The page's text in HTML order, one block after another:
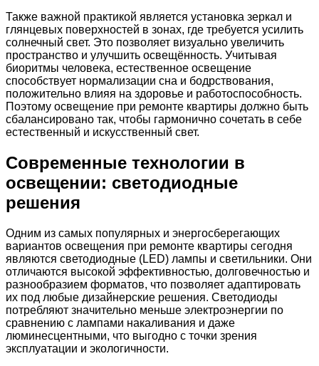
Также важной практикой является установка зеркал и
глянцевых поверхностей в зонах, где требуется усилить
солнечный свет. Это позволяет визуально увеличить
пространство и улучшить освещённость. Учитывая
биоритмы человека, естественное освещение
способствует нормализации сна и бодрствования,
положительно влияя на здоровье и работоспособность.
Поэтому освещение при ремонте квартиры должно быть
сбалансировано так, чтобы гармонично сочетать в себе
естественный и искусственный свет.
Современные технологии в
освещении: светодиодные
решения
Одним из самых популярных и энергосберегающих
вариантов освещения при ремонте квартиры сегодня
являются светодиодные (LED) лампы и светильники. Они
отличаются высокой эффективностью, долговечностью и
разнообразием форматов, что позволяет адаптировать
их под любые дизайнерские решения. Светодиоды
потребляют значительно меньше электроэнергии по
сравнению с лампами накаливания и даже
люминесцентными, что выгодно с точки зрения
эксплуатации и экологичности.